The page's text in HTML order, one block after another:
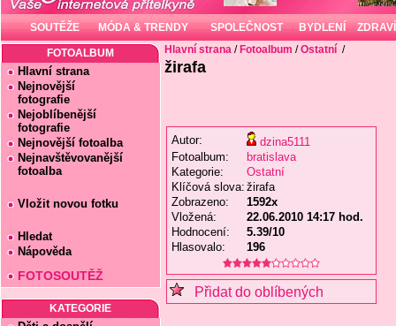
SOUTĚŽE MÓDA & TRENDY SPOLEČNOST BYDLENÍ ZDRAVÍ
FOTOALBUM
Hlavní strana
Nejnovější
fotografie
Nejoblíbenější
fotografie
Nejnovější fotoalba
Nejnavštěvovanější
fotoalba
Vložit novou fotku
Hledat
Nápověda
FOTOSOUTĚŽ
KATEGORIE
Hlavní strana / Fotoalbum /Ostatní /
žirafa
Autor:
dzina5111
Fotoalbum:
bratislava
Kategorie:
Ostatní
Klíčová slova: žirafa
Zobrazeno:
1592x
Vložená:
22.06.2010 14:17 hod.
Hodnocení:
5.39/10
Hlasovalo:
196
Přidat do oblíbených